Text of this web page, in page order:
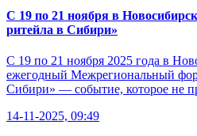
С 19 по 21 ноября в
ритейла в Сибири»
С 19 по 21 ноября 2025 года в
ежегодный Межрегиональный
Сибири» — событие, которое не
14-11-2025, 09:49